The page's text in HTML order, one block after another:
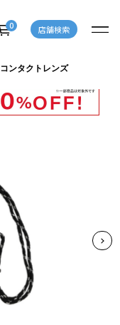
0 店舗検索
コンタクトレンズ